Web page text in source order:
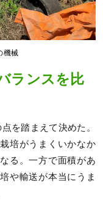
機械
ランスを比
を踏まえて決めた。
培がうまくいかなか
る。一方で面積があ
や輸送が本当にうま